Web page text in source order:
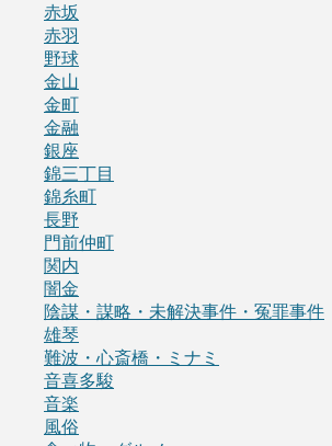
赤坂
赤羽
野球
金山
金町
金融
銀座
錦三丁目
錦糸町
長野
門前仲町
関内
闇金
陰謀・謀略・未解決事件・冤罪事件
雄琴
難波・心斎橋・ミナミ
音喜多駿
音楽
風俗